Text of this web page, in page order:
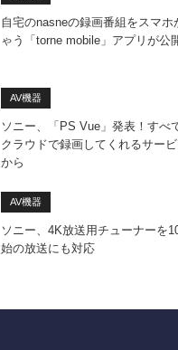
自宅のnasneの録画番組をスマホ
ゃう「torne mobile」アプリが公
AV機器
ソニー、「PS Vue」発表！すべ
クラウドで録画してくれるサー
から
AV機器
ソニー、4K放送用チューナーを
始の放送にも対応